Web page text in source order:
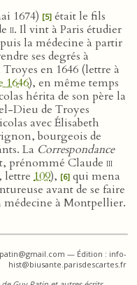
1674) [5] était le fils
ii. Il vint à Paris étudier
la médecine à partir
ses degrés à
en 1646 (lettre à
1646), en même temps
hérita de son père la
Dieu de Troyes
avec Élisabeth
bourgeois de
La Correspondance
prénommé Claude iii
, lettre 109), [6] qui mena
avant de se faire
médecine à Montpellier.
— Édition : info-
hist@biusante.parisdescartes.fr